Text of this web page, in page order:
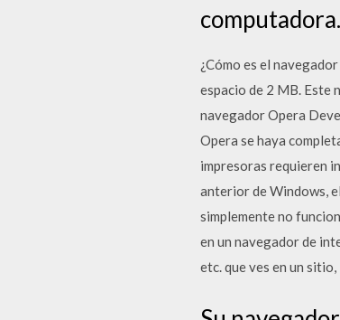
computadora.
¿Cómo es el
espacio de 2 MB. Este
navegador Opera
Opera se haya
impresoras requieren
anterior de Windows,
simplemente no
en un navegador de
etc. que ves en un sitio,